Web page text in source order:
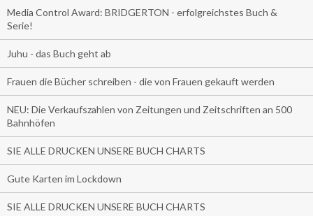
Media Control Award: BRIDGERTON - erfolgreichstes Buch &
Serie!
Juhu - das Buch geht ab
Frauen die Bücher schreiben - die von Frauen gekauft werden
NEU: Die Verkaufszahlen von Zeitungen und Zeitschriften an 500
Bahnhöfen
SIE ALLE DRUCKEN UNSERE BUCH CHARTS
Gute Karten im Lockdown
SIE ALLE DRUCKEN UNSERE BUCH CHARTS